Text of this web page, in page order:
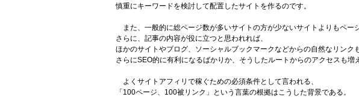
慎重にキーワードを検討して配置したサイトを作るのです。
また、一般的に総ページ数が多いサイトの方が少ないサイトよりもペー
さらに、記事の内容が役に立つと思われれば、
ほかのサイトやブログ、ソーシャルブックマークなどからの自然なリンク
さらにSEO的に有利になるばかりか、そうしたルートからのアクセスも増
よくサイトアフィリで稼ぐための必須条件として言われる、
「100ページ、100被リンク」という言葉の根拠はこうした背景である。